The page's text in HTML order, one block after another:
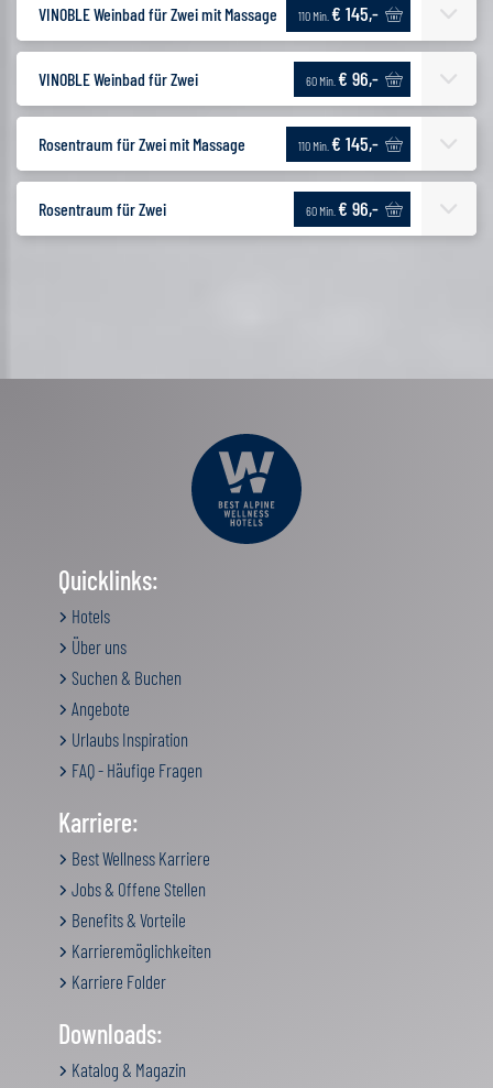
VINOBLE Weinbad für Zwei mit Massage 110 Min. € 145,-
VINOBLE Weinbad für Zwei 60 Min. € 96,-
Rosentraum für Zwei mit Massage 110 Min. € 145,-
Rosentraum für Zwei 60 Min. € 96,-
Quicklinks:
Hotels
Über uns
Suchen & Buchen
Angebote
Urlaubs Inspiration
FAQ - Häufige Fragen
Karriere:
Best Wellness Karriere
Jobs & Offene Stellen
Benefits & Vorteile
Karrieremöglichkeiten
Karriere Folder
Downloads:
Katalog & Magazin